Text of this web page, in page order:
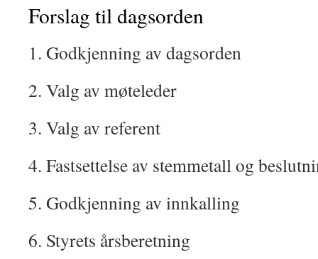
Forslag til dagsorden
1. Godkjenning av dagsorden
2. Valg av møteleder
3. Valg av referent
4. Fastsettelse av stemmetall og
5. Godkjenning av innkalling
6. Styrets årsberetning